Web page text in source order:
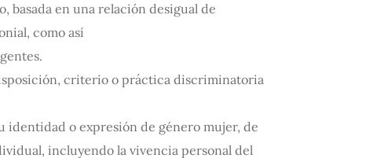
en una relación desigual de
como así
criterio o práctica discriminatoria
identidad o expresión de género mujer, de
incluyendo la vivencia personal del